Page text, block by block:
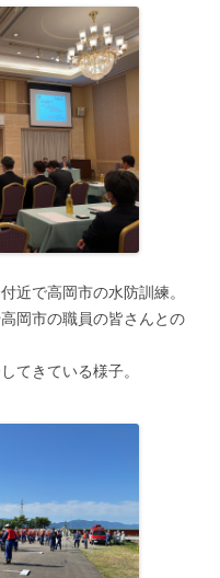
で高岡市の水防訓練。
岡市の職員の皆さんとの
てきている様子。